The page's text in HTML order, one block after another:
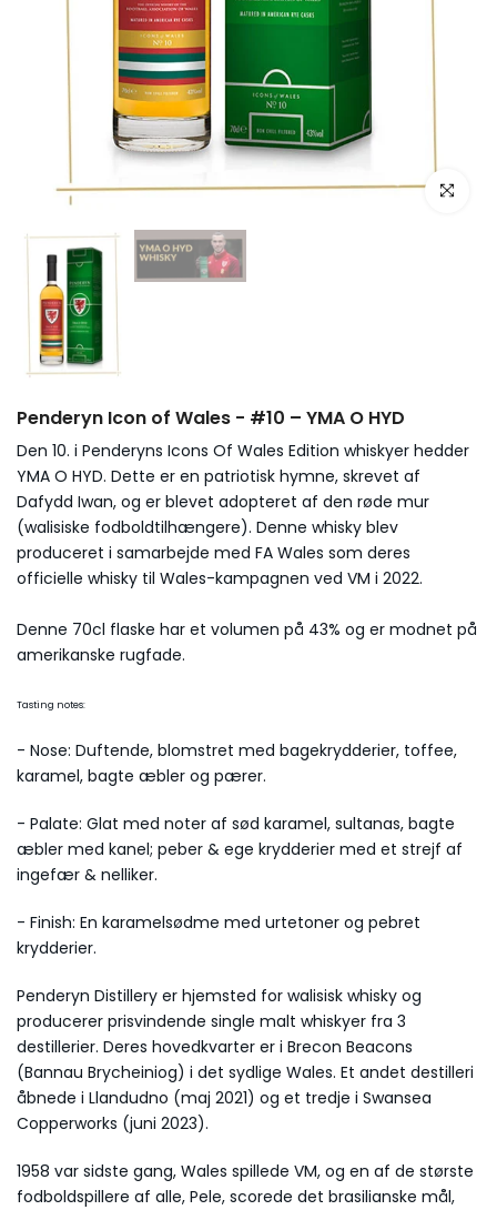
Penderyn Icon of Wales - #10 – YMA O HYD
Den 10. i Penderyns Icons Of Wales Edition whiskyer hedder
YMA O HYD. Dette er en patriotisk hymne, skrevet af
Dafydd Iwan, og er blevet adopteret af den røde mur
(walisiske fodboldtilhængere). Denne whisky blev
produceret i samarbejde med FA Wales som deres
officielle whisky til Wales-kampagnen ved VM i 2022.
Denne 70cl flaske har et volumen på 43% og er modnet på
amerikanske rugfade.
Tasting notes:
- Nose: Duftende, blomstret med bagekrydderier, toffee,
karamel, bagte æbler og pærer.
- Palate: Glat med noter af sød karamel, sultanas, bagte
æbler med kanel; peber & ege krydderier med et strejf af
ingefær & nelliker.
- Finish: En karamelsødme med urtetoner og pebret
krydderier.
Penderyn Distillery er hjemsted for walisisk whisky og
producerer prisvindende single malt whiskyer fra 3
destillerier. Deres hovedkvarter er i Brecon Beacons
(Bannau Brycheiniog) i det sydlige Wales. Et andet destilleri
åbnede i Llandudno (maj 2021) og et tredje i Swansea
Copperworks (juni 2023).
1958 var sidste gang, Wales spillede VM, og en af ​​de største
fodboldspillere af alle, Pele, scorede det brasilianske mål,